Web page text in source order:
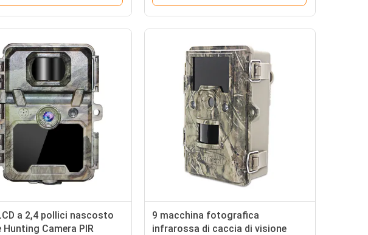
a 2,4 pollici nascosto
Hunting Camera PIR
9 macchina fotografica
infrarossa di caccia di visione